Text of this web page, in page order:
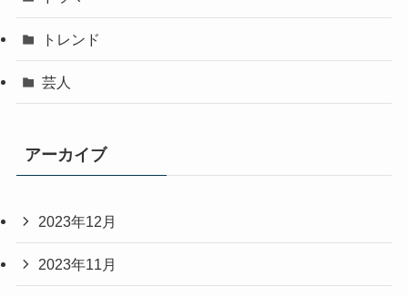
トレンド
芸人
アーカイブ
2023年12月
2023年11月